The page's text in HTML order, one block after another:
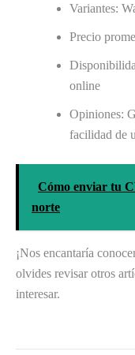
Variantes:
Precio
online
Opiniones:
facilidad de
Cómo enviar tu
norte
¡Nos encantaría
olvides revisar otros
interesar.